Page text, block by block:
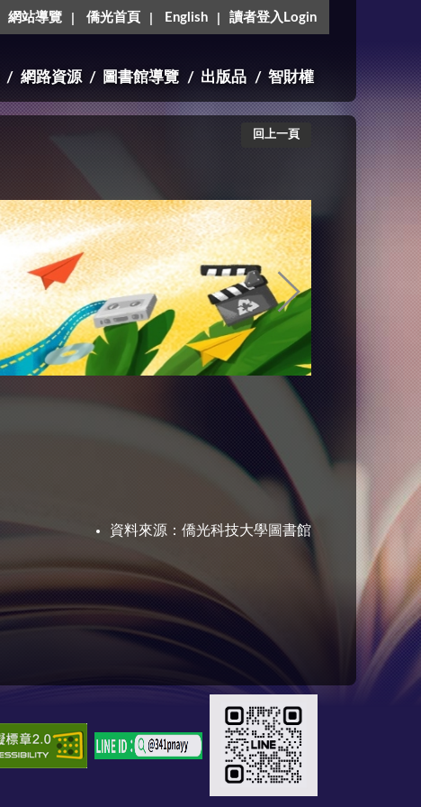
網站導覽 僑光首頁 English 讀者登入Login
網路資源 圖書館導覽 出版品 智財權
回上一頁
資料來源： 僑光科技大學圖書館